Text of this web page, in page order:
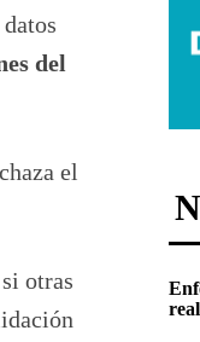
del
el
otras